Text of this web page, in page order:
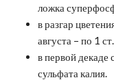
ложка
в разгар
августа – по 1
в первой декаде
сульфата калия.